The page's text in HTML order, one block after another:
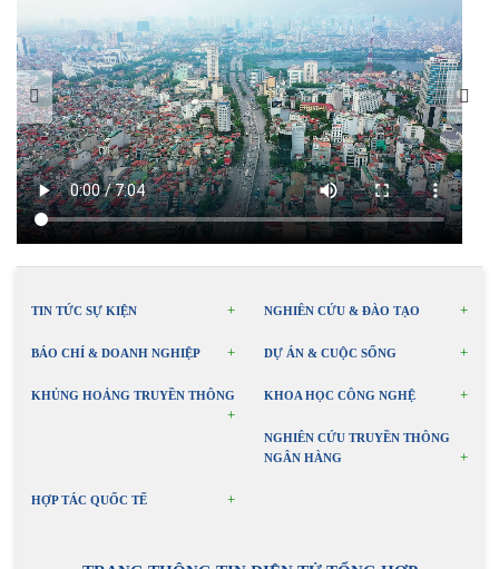
TIN TỨC SỰ KIỆN NGHIÊN CỨU & ĐÀO TẠO
BÁO CHÍ & DOANH NGHIỆP DỰ ÁN & CUỘC SỐNG
KHỦNG HOẢNG TRUYỀN THÔNG KHOA HỌC CÔNG NGHỆ
NGHIÊN CỨU TRUYỀN THÔNG
NGÂN HÀNG
HỢP TÁC QUỐC TẾ